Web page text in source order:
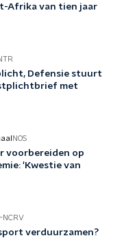
Afrika van tien jaar
Defensie stuurt
met
NOS
voorbereiden op
'Kwestie van
NCRV
verduurzamen?